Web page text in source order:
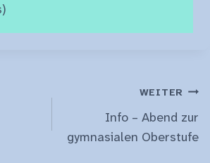
WEITER
Info – Abend zur
gymnasialen Oberstufe